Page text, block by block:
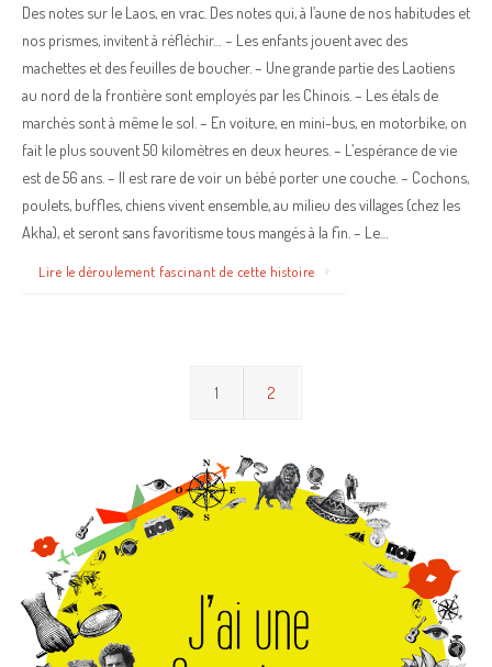
Des notes sur le Laos, en vrac. Des notes qui, à l’aune de nos habitudes et
nos prismes, invitent à réfléchir… – Les enfants jouent avec des
machettes et des feuilles de boucher. – Une grande partie des Laotiens
au nord de la frontière sont employés par les Chinois. – Les étals de
marchés sont à même le sol. – En voiture, en mini-bus, en motorbike, on
fait le plus souvent 50 kilomètres en deux heures. – L’espérance de vie
est de 56 ans. – Il est rare de voir un bébé porter une couche. – Cochons,
poulets, buffles, chiens vivent ensemble, au milieu des villages (chez les
Akha), et seront sans favoritisme tous mangés à la fin. – Le…
Lire le déroulement fascinant de cette histoire
1 2